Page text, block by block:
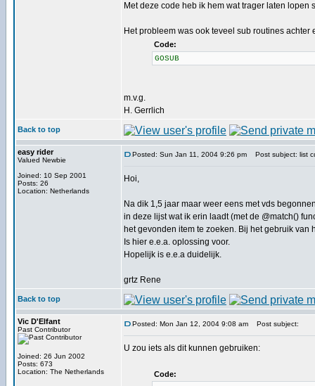
Met deze code heb ik hem wat trager laten lopen
Het probleem was ook teveel sub routines
Code:
GOSUB
m.v.g.
H. Gerrlich
Back to top
easy rider
Valued Newbie
Joined: 10 Sep 2001
Posts: 26
Location: Netherlands
Posted: Sun Jan 11, 2004 9:26 pm Post subject: list
Hoi,
Na dik 1,5 jaar maar weer eens met vds
in deze lijst wat ik erin laadt (met de @match()
het gevonden item te zoeken. Bij het gebruik
Is hier e.e.a. oplossing voor.
Hopelijk is e.e.a duidelijk.
grtz Rene
Back to top
Vic D'Elfant
Past Contributor
Joined: 26 Jun 2002
Posts: 673
Location: The Netherlands
Posted: Mon Jan 12, 2004 9:08 am Post subject:
U zou iets als dit kunnen gebruiken:
Code: